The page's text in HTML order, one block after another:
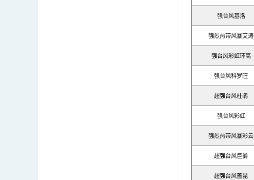
强台风基洛
强烈热带风暴艾涛
强台风彩虹环高
强台风科罗旺
超强台风杜鹃
强台风彩虹
强烈热带风暴彩云
超强台风巨爵
超强台风蔷琵